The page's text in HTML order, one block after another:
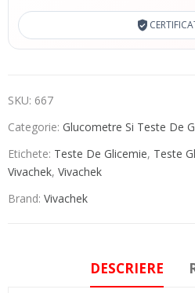
SKU: 667
Categorie: Glucometre Si Teste De
Etichete: Teste De Glicemie, Teste
Vivachek, Vivachek
Brand: Vivachek
DESCRIERE